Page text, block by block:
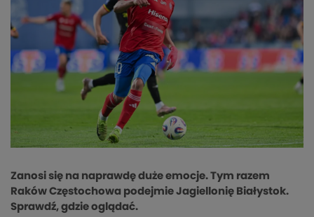
Zanosi się na naprawdę duże emocje. Tym razem
Raków Częstochowa podejmie Jagiellonię Białystok.
Sprawdź, gdzie oglądać.